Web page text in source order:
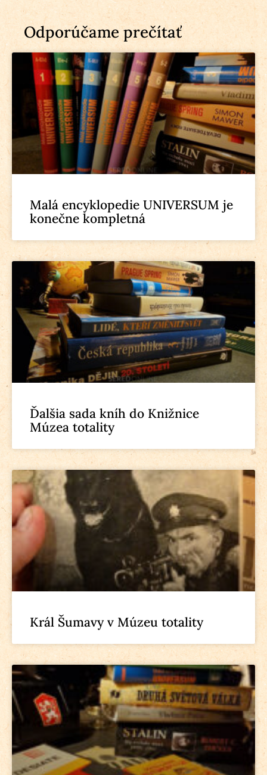
Odporúčame prečítať
Malá encyklopedie UNIVERSUM je
konečne kompletná
Ďalšia sada kníh do Knižnice
Múzea totality
Král Šumavy v Múzeu totality